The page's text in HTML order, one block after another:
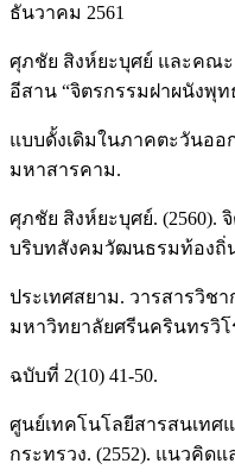
ธันวาคม 2561
ศุภชัย สิงห์ยะบุศย์ และคณ
อีสาน “จิตรกรรมฝาผนังพุ
แบบดั้งเดิมในภาคตะวันออ
มหาสารคาม.
ศุภชัย สิงห์ยะบุศย์. (2560).
บริบทสังคมวัฒนธรมท้องถิ่
ประเทศสยาม. วารสารวิช
มหาวิทยาลัยศรีนครินทรวิ
ฉบับที่ 2(10) 41-50.
ศูนย์เทคโนโลยีสารสนเทศ
กระทรวง. (2552). แนวคิด